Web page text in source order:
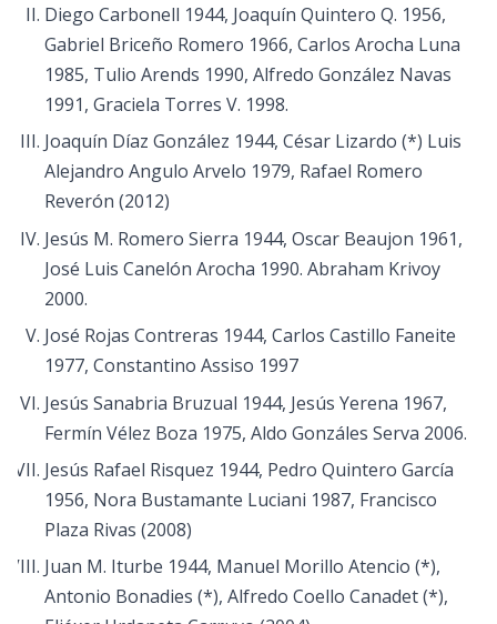
Diego Carbonell 1944, Joaquín Quintero Q. 1956,
Gabriel Briceño Romero 1966, Carlos Arocha Luna
1985, Tulio Arends 1990, Alfredo González Navas
1991, Graciela Torres V. 1998.
Joaquín Díaz González 1944, César Lizardo (*) Luis
Alejandro Angulo Arvelo 1979, Rafael Romero
Reverón (2012)
Jesús M. Romero Sierra 1944, Oscar Beaujon 1961,
José Luis Canelón Arocha 1990. Abraham Krivoy
2000.
José Rojas Contreras 1944, Carlos Castillo Faneite
1977, Constantino Assiso 1997
Jesús Sanabria Bruzual 1944, Jesús Yerena 1967,
Fermín Vélez Boza 1975, Aldo Gonzáles Serva 2006.
Jesús Rafael Risquez 1944, Pedro Quintero García
1956, Nora Bustamante Luciani 1987, Francisco
Plaza Rivas (2008)
Juan M. Iturbe 1944, Manuel Morillo Atencio (*),
Antonio Bonadies (*), Alfredo Coello Canadet (*),